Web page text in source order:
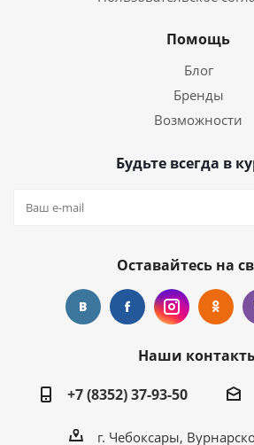
Помощь
Блог
Бренды
Возможности
Будьте всегда в
Оставайтесь на
Наши
+7 (8352) 37-93-50
г. Чебоксары,